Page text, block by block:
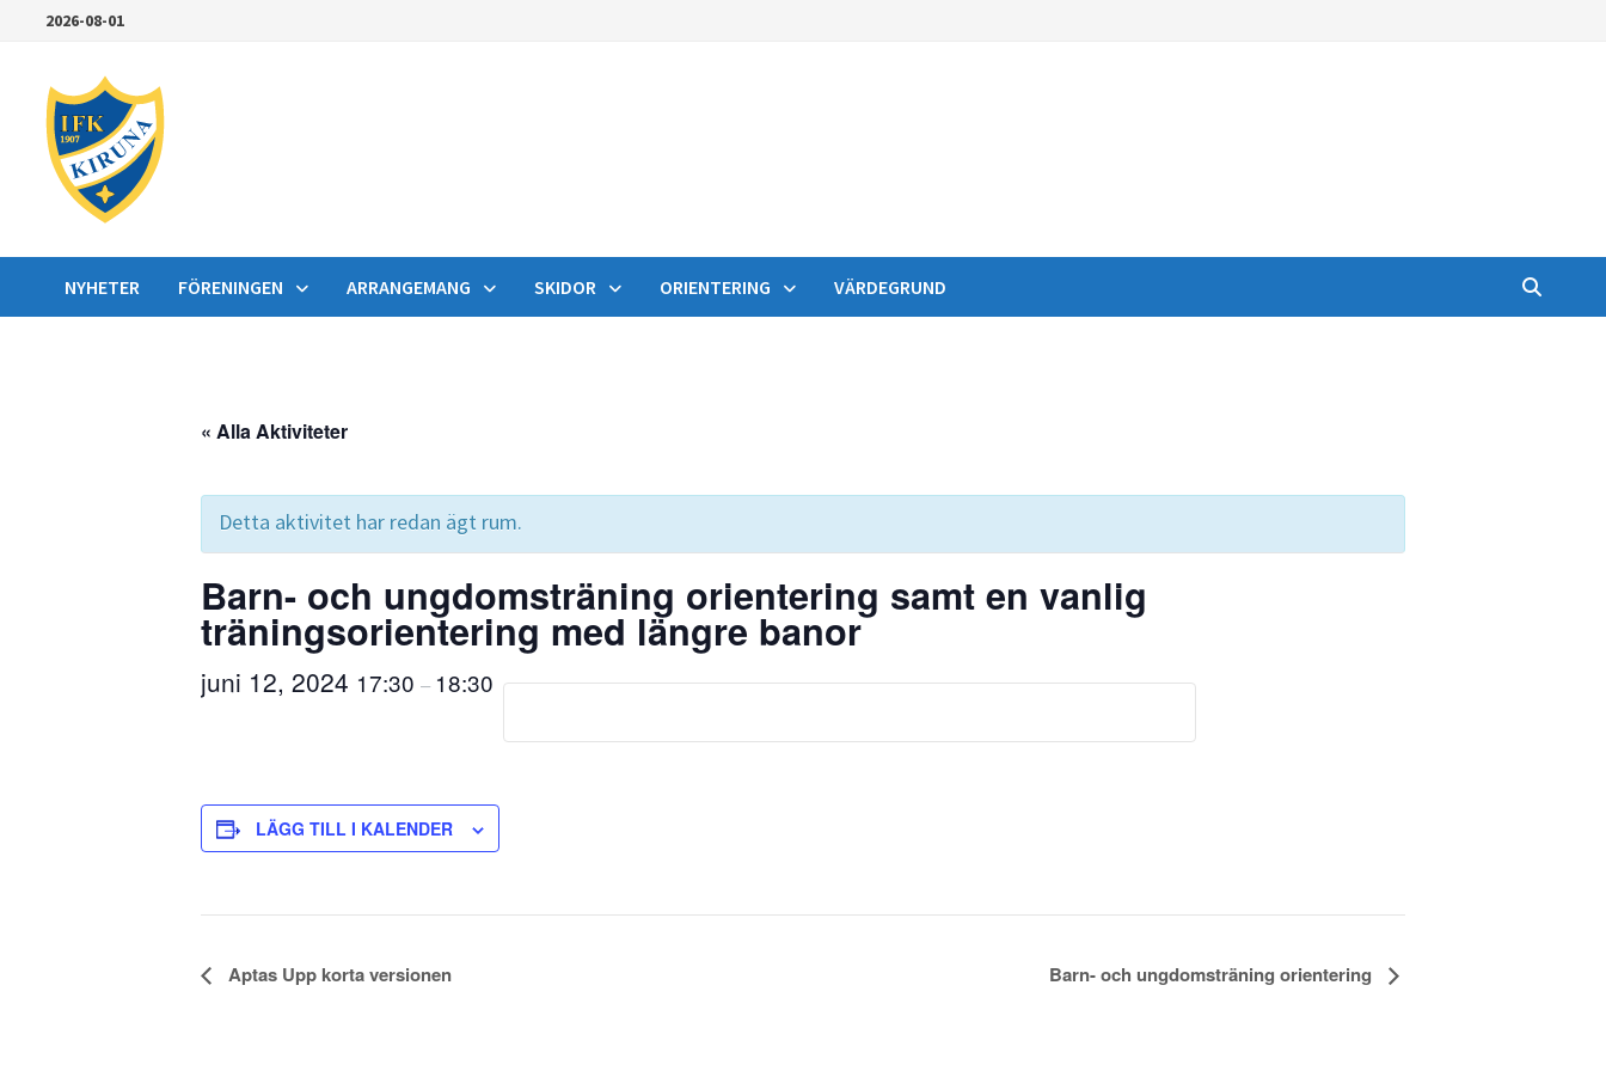
Hoppa
innehåll
2026-08-01
NYHETER FÖRENINGEN ARRANGEMANG SKIDOR ORIENTERING VÄRDEGRUND
« Alla Aktiviteter
Detta aktivitet har redan ägt rum.
Barn- och ungdomsträning orientering samt en vanlig
träningsorientering med längre banor
juni 12, 2024 17:30 – 18:30
LÄGG TILL I KALENDER
Aktivitet-
Aptas Upp korta versionen Barn- och ungdomsträning orientering